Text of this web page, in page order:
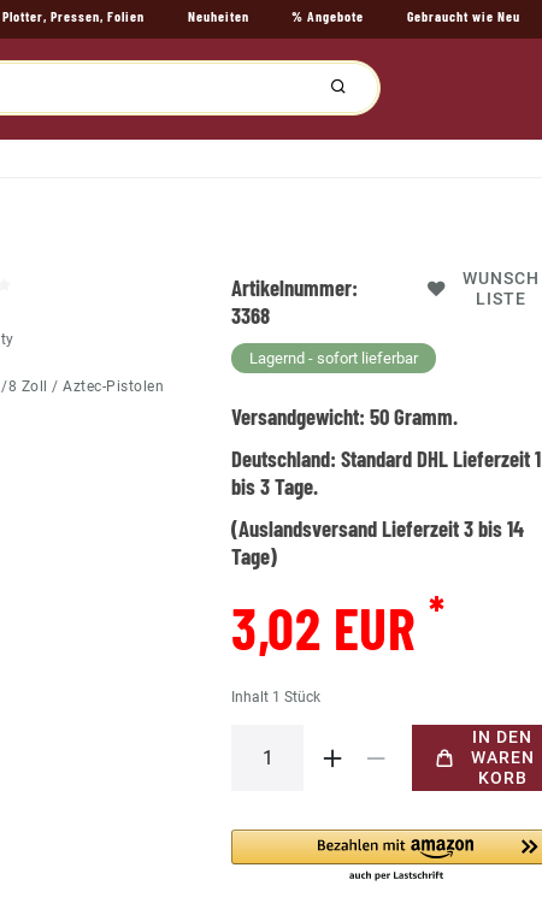
Plotter, Pressen, Folien Neuheiten % Angebote Gebraucht wie Neu
8 Zoll / Aztec-Pistolen
Artikelnummer:
3368
WUNSCH
LISTE
Lagernd - sofort lieferbar
Versandgewicht:50Gramm.
Deutschland:Standard DHL Lieferzeit 1
bis 3 Tage.
(Auslandsversand Lieferzeit 3 bis 14
Tage)
3,02 EUR *
Inhalt 1Stück
IN DEN
WAREN
KORB